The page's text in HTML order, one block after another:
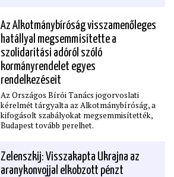
Az Alkotmánybíróság visszamenőleges
hatállyal megsemmisítette a
szolidaritási adóról szóló
kormányrendelet egyes
rendelkezéseit
Az Országos Bírói Tanács jogorvoslati
kérelmét tárgyalta az Alkotmánybíróság, a
kifogásolt szabályokat megsemmisítették,
Budapest tovább perelhet.
Zelenszkij: Visszakapta Ukrajna az
aranykonvojjal elkobzott pénzt